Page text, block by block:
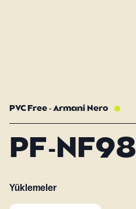
PVC Free - Armani Nero
PF-NF98
Yüklemeler